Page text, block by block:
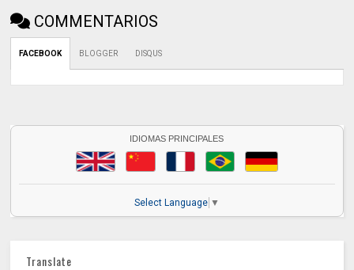
COMMENTARIOS
FACEBOOK BLOGGER DISQUS
IDIOMAS PRINCIPALES
Select Language ▼
Translate